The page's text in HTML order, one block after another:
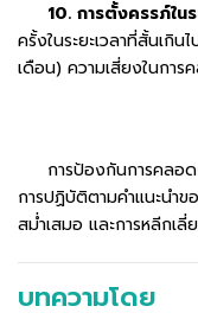
10. การตั้งครรภ์ใน
ครั้งในระยะเวลาที่สั้นเกิ
เดือน) ความเสี่ยงในกา
การป้องกันการคลอด
การปฏิบัติตามคำแนะนำ
สม่ำเสมอ และการหลีกเ
บทความโดย